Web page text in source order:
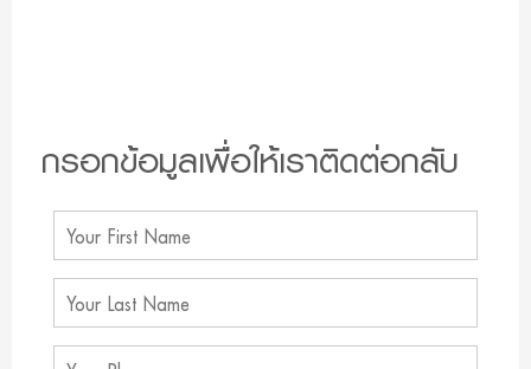
กรอกข้อมูลเพื่อให้เราติดต่อกลับ